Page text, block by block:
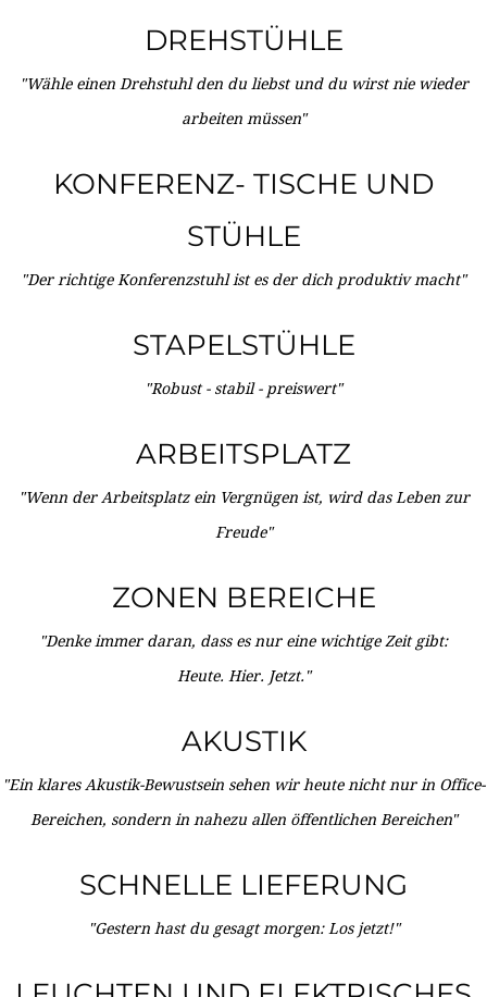
DREHSTÜHLE
"Wähle einen Drehstuhl den du liebst und du wirst nie wieder
arbeiten müssen"
KONFERENZ- TISCHE UND
STÜHLE
"Der richtige Konferenzstuhl ist es der dich produktiv macht"
STAPELSTÜHLE
"Robust - stabil - preiswert"
ARBEITSPLATZ
"Wenn der Arbeitsplatz ein Vergnügen ist, wird das Leben zur
Freude"
ZONEN BEREICHE
"Denke immer daran, dass es nur eine wichtige Zeit gibt:
Heute. Hier. Jetzt."
AKUSTIK
"Ein klares Akustik-Bewustsein sehen wir heute nicht nur in Office-
Bereichen, sondern in nahezu allen öffentlichen Bereichen"
SCHNELLE LIEFERUNG
"Gestern hast du gesagt morgen: Los jetzt!"